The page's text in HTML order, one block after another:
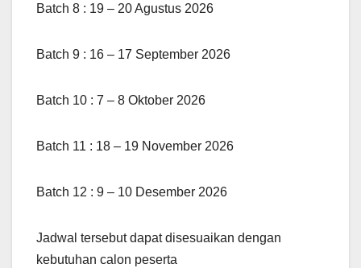
Batch 8 : 19 – 20 Agustus 2026
Batch 9 : 16 – 17 September 2026
Batch 10 : 7 – 8 Oktober 2026
Batch 11 : 18 – 19 November 2026
Batch 12 : 9 – 10 Desember 2026
Jadwal tersebut dapat disesuaikan dengan
kebutuhan calon peserta